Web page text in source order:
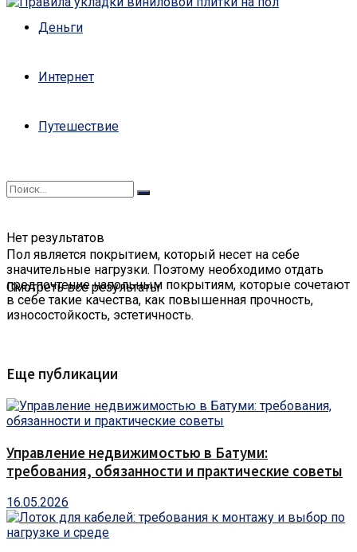
Деньги
Интернет
Путешествие
Нет результатов
Смотреть все результаты
Пол является покрытием, который несет на себе
значительные нагрузки. Поэтому необходимо отдать
предпочтение напольным покрытиям, которые сочетают
в себе такие качества, как повышенная прочность,
износостойкость, эстетичность.
Еще публикации
Управление недвижимостью в Батуми:
требования, обязанности и практические советы
16.05.2026